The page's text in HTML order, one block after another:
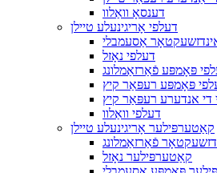
דענסאָ וואַלוו
דעלפי אָריגינעלע טיילן
אַסעמבלי
דעלפי נאָזל
פּאָמפּע פֿאַרזאַמלונג
פּאָמפּע רעפּאַר קיץ
די אנדערע רעפּאַר קיץ
דעלפי וואַלוו
קאַטערפּילער אָריגינעלע טיילן
פֿאַרזאַמלונג
קאַטערפּילער נאָזל